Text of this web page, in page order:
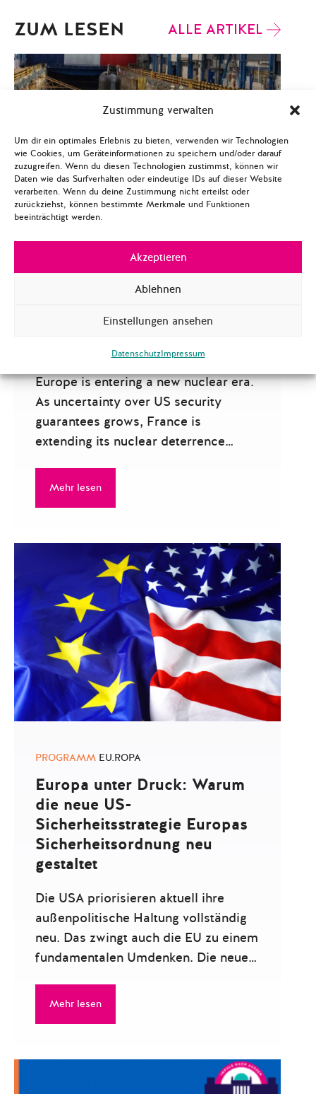
Zustimmung verwalten
Um dir ein optimales Erlebnis zu bieten, verwenden wir Technologien
wie Cookies, um Geräteinformationen zu speichern und/oder darauf
zuzugreifen. Wenn du diesen Technologien zustimmst, können wir
Daten wie das Surfverhalten oder eindeutige IDs auf dieser Website
verarbeiten. Wenn du deine Zustimmung nicht erteilst oder
zurückziehst, können bestimmte Merkmale und Funktionen
beeinträchtigt werden.
Akzeptieren
Ablehnen
Einstellungen ansehen
DatenschutzImpressum
ALLE ARTIKEL
ZUM LESEN
EUROPÄISCHE SICHERHEITS- UND
Rethinking Nuclear
Deterrence in Europe
Europe is entering a new nuclear era.
As uncertainty over US security
guarantees grows, France is
extending its nuclear deterrence…
Mehr lesen
PROGRAMM EU.ROPA
Europa unter Druck: Warum
die neue US-
Sicherheitsstrategie Europas
Sicherheitsordnung neu
gestaltet
Die USA priorisieren aktuell ihre
außenpolitische Haltung vollständig
neu. Das zwingt auch die EU zu einem
fundamentalen Umdenken. Die neue…
Mehr lesen